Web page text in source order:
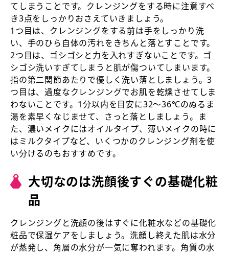
てしまうことです。クレンジングをする時に注意すべ
き3点をしっかりおさえていきましょう。
1つ目は、クレンジングをする前は手をしっかり洗
い、手のひら自体の汚れをきちんと落とすことです。
2つ目は、ゴシゴシと力を入れすぎないことです。ゴ
シゴシ洗いすぎてしまうと肌が傷ついてしまいます。
指の第二関節あたりで優しく洗い落としましょう。3
つ目は、過度なクレンジングでお肌を乾燥させてしま
わないことです。1分以内を目安に32～36℃のぬるま
湯を素早くなじませて、さっと落としましょう。ま
た、濃いメイクにはオイルタイプ、薄いメイクの時に
はミルクタイプなど、いくつかのクレンジング剤を使
い分けるのもおすすめです。
大切なのは洗顔後すぐの基礎化粧
品
クレンジングと洗顔の後はすぐに化粧水などの基礎化
粧品で保湿ケアをしましょう。洗顔し終えた肌は水分
が蒸発し、角層の水分が一気に奪われます。角質の水